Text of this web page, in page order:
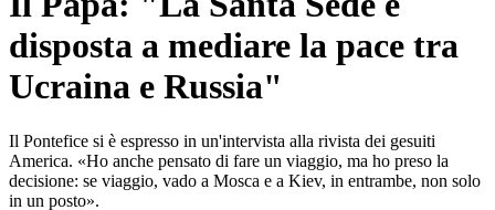
disposta a mediare la pace tra
Ucraina e Russia"
Il Pontefice si è espresso in un'intervista alla rivista dei gesuiti
America. «Ho anche pensato di fare un viaggio, ma ho preso la
decisione: se viaggio, vado a Mosca e a Kiev, in entrambe, non solo
in un posto».